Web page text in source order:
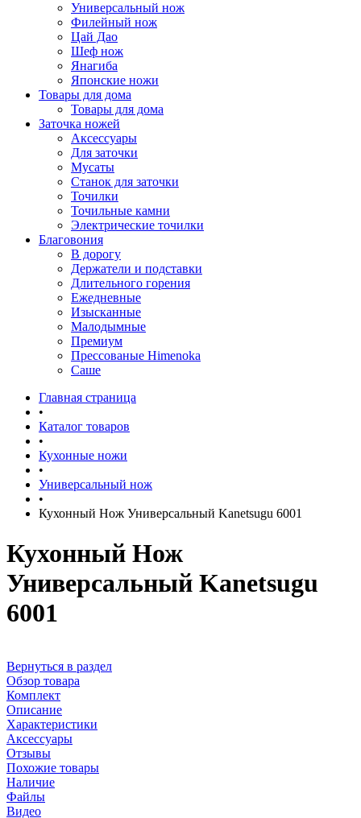
Универсальный нож
Филейный нож
Цай Дао
Шеф нож
Янагиба
Японские ножи
Товары для дома
Товары для дома
Заточка ножей
Аксессуары
Для заточки
Мусаты
Станок для заточки
Точилки
Точильные камни
Электрические точилки
Благовония
В дорогу
Держатели и подставки
Длительного горения
Ежедневные
Изысканные
Малодымные
Премиум
Прессованые Himenoka
Саше
Главная страница
•
Каталог товаров
•
Кухонные ножи
•
Универсальный нож
•
Кухонный Нож Универсальный Kanetsugu 6001
Кухонный Нож
Универсальный Kanetsugu
6001
Вернуться в раздел
Обзор товара
Комплект
Описание
Характеристики
Аксессуары
Отзывы
Похожие товары
Наличие
Файлы
Видео